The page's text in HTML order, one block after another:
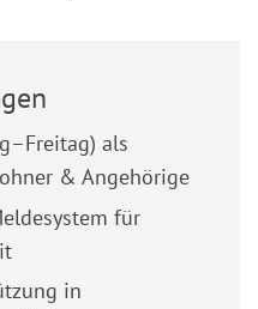
als
& Angehörige
für
in